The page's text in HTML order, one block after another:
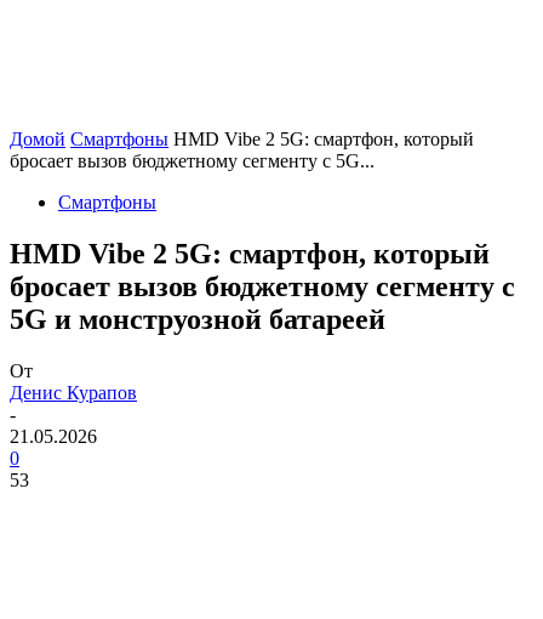
Домой Смартфоны HMD Vibe 2 5G: смартфон, который
бросает вызов бюджетному сегменту с 5G...
Смартфоны
HMD Vibe 2 5G: смартфон, который
бросает вызов бюджетному сегменту с
5G и монструозной батареей
От
Денис Курапов
-
21.05.2026
0
53